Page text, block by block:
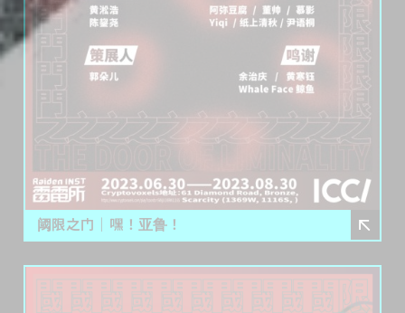
阈限之门｜嘿！亚鲁！